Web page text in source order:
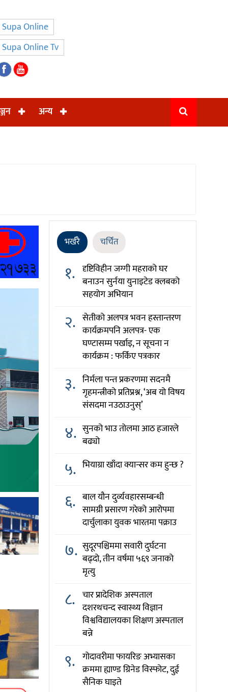
Supa Online
Supa Online Tv
अन्य
भर्खरै चर्चित
१. दृष्टिविहीन जग्गी महराको घर
बनाउन सुर्नया युनाइटेड क्लबको
सहयोग अभियान
२. सेतीको अलपत्र भवन हस्तान्तरण
कार्यक्रमपनि अलपत्र- एक
घण्टासम्म पर्खाइ, न सूचना न
कार्यक्रम : फर्किए पत्रकार
३. निर्मला पन्त प्रकरणमा सदनमै
गृहमन्त्रीको प्रतिप्रश्न, ‘अब यो विषय
संसदमा नउठाउनुस्’
४. सुनको भाउ तोलमा आठ हजारले
बढ्यो
५. भियाग्रा खाँदा क्यान्सर कम हुन्छ ?
६. बाल यौन दुर्व्यवहारसम्बन्धी
सामग्री प्रसारण गरेको आरोपमा
दार्चुलाका युवक भारतमा पक्राउ
७. सुदूरपश्चिममा सवारी दुर्घटना
बढ्दो, तीन वर्षमा ५६९ जनाको
मृत्यु
८. चार प्रादेशिक अस्पताल
दशरथचन्द स्वास्थ्य विज्ञान
विश्वविद्यालयका शिक्षण अस्पताल
बन्ने
९. गोदावरीमा फायरिङ अभ्यासका
क्रममा ह्याण्ड ग्रिनेड विस्फोट, दुई
सैनिक घाइते